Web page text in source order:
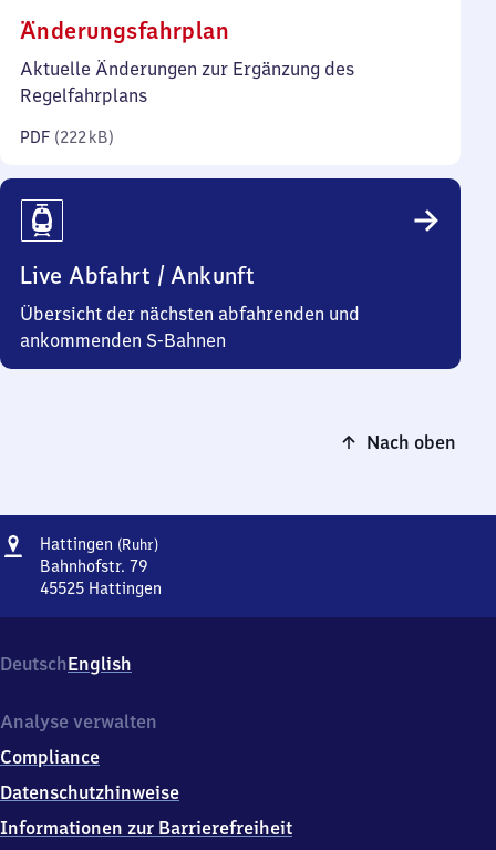
Änderungsfahrplan
222
Aktuelle Änderungen zur Ergänzung des
Regelfahrplans
PDF (222 kB)
Live Abfahrt / Ankunft
Übersicht der nächsten abfahrenden und
ankommenden S-Bahnen
Nach oben
Adresse
Hattingen (Ruhr)Hattingen
Bahnhofstr. 79
45525 Hattingen
Bahnhofstr.
79,
5
2
5
DeutschEnglish
Analyse verwalten
Compliance
Datenschutzhinweise
Informationen zur Barrierefreiheit